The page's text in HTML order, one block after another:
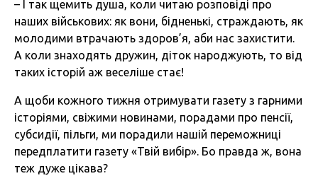
– І так щемить душа, коли читаю розповіді про
наших військових: як вони, бідненькі, страждають, як
молодими втрачають здоров’я, аби нас захистити.
А коли знаходять дружин, діток народжують, то від
таких історій аж веселіше стає!
А щоби кожного тижня отримувати газету з гарними
історіями, свіжими новинами, порадами про пенсії,
субсидії, пільги, ми порадили нашій переможниці
передплатити газету «Твій вибір». Бо правда ж, вона
теж дуже цікава?